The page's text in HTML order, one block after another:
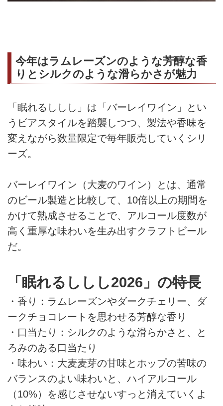
今年はラムレーズンのような芳醇な香
りとシルクのような滑らかさが魅力
「眠れるししし」は「バーレイワイン」とい
うビアスタイルを踏襲しつつ、製法や香味を
変えながら数量限定で毎年販売していくシリ
ーズ。
バーレイワイン（大麦のワイン）とは、通常
のビール製造と比較して、10倍以上の期間を
かけて熟成させることで、アルコール度数が
高く重厚な味わいを生み出すクラフトビール
だ。
「眠れるししし2026」の特長
・香り：ラムレーズンやダークチェリー、ダ
ークチョコレートを思わせる芳醇な香り
・口当たり：シルクのような滑らかさと、と
ろみのある口当たり
・味わい：大麦麦芽の甘味とホップの苦味の
バランスのよい味わいと、ハイアルコール
（10%）を感じさせないすっと消えていくよ